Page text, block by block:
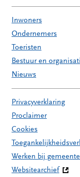
Inwoners
Ondernemers
Toeristen
Bestuur en
Nieuws
Privacyverklaring
Proclaimer
Cookies
Werken bij gemeente
Websitearchief